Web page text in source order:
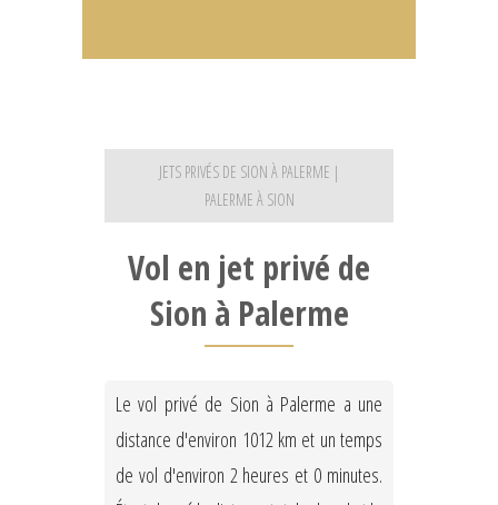
JETS PRIVÉS DE SION À PALERME |
PALERME À SION
Vol en jet privé de
Sion à Palerme
Le vol privé de Sion à Palerme a une
distance d'environ 1012 km et un temps
de vol d'environ 2 heures et 0 minutes.